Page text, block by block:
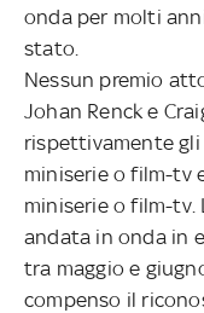
onda per molti
stato.
Nessun premio
Johan Renck e
rispettivamente gli
miniserie o film-tv
miniserie o film-tv.
andata in onda in
tra maggio e
compenso il